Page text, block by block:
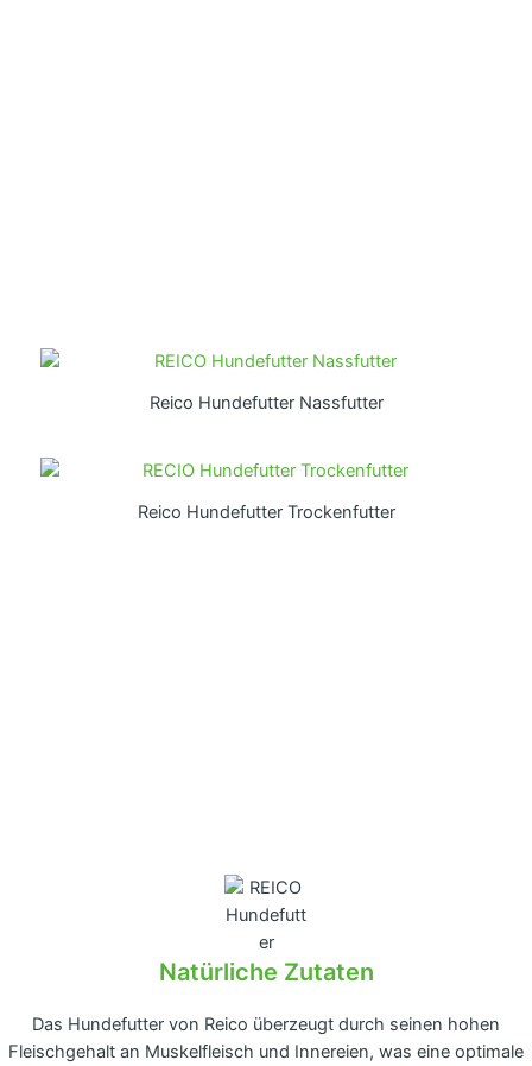
Reico Hundefutter Nassfutter
Reico Hundefutter Trockenfutter
Natürliche Zutaten
Das Hundefutter von Reico überzeugt durch seinen hohen
Fleischgehalt an Muskelfleisch und Innereien, was eine optimale